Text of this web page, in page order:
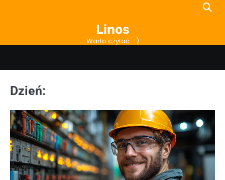
Linos
Warto czytać :-)
Dzień: